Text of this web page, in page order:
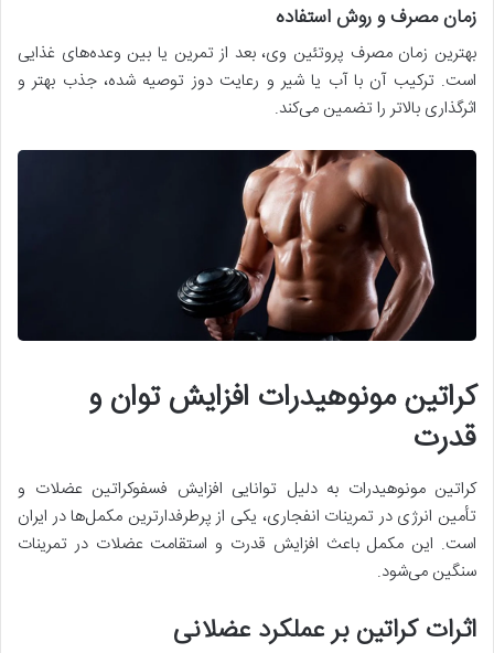
زمان مصرف و روش استفاده
بهترین زمان مصرف پروتئین وی، بعد از تمرین یا بین وعده‌های غذایی
است. ترکیب آن با آب یا شیر و رعایت دوز توصیه شده، جذب بهتر و
اثرگذاری بالاتر را تضمین می‌کند.
کراتین مونوهیدرات افزایش توان و
قدرت
کراتین مونوهیدرات به دلیل توانایی افزایش فسفوکراتین عضلات و
تأمین انرژی در تمرینات انفجاری، یکی از پرطرفدارترین مکمل‌ها در ایران
است. این مکمل باعث افزایش قدرت و استقامت عضلات در تمرینات
سنگین می‌شود.
اثرات کراتین بر عملکرد عضلانی